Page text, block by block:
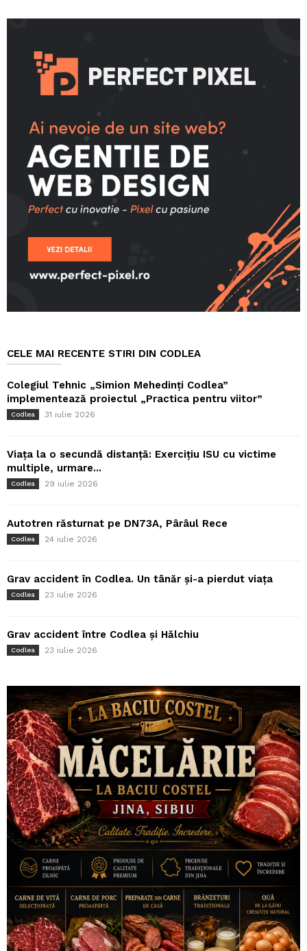
CELE MAI RECENTE STIRI DIN CODLEA
Colegiul Tehnic „Simion Mehedinți Codlea”
implementează proiectul „Practica pentru viitor”
Codlea 31 iulie 2026
Viața la o secundă distanță: Exercițiu ISU cu victime
multiple, urmare...
Codlea 29 iulie 2026
Autotren răsturnat pe DN73A, Pârâul Rece
Codlea 24 iulie 2026
Grav accident în Codlea. Un tânăr și-a pierdut viața
Codlea 23 iulie 2026
Grav accident între Codlea și Hălchiu
Codlea 23 iulie 2026